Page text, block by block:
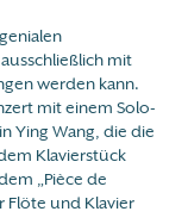
mit
werden kann.
mit einem Solo-
Ying Wang, die die
Klavierstück
„Pièce de
Flöte und Klavier